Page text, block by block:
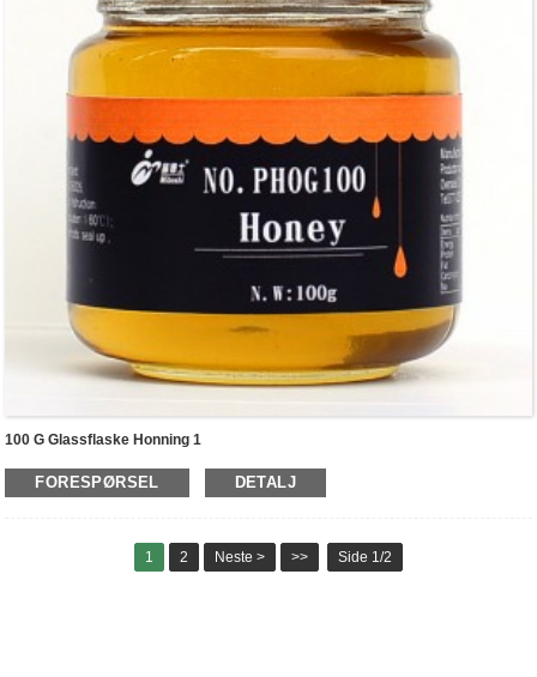
100 G Glassflaske Honning 1
FORESPØRSEL DETALJ
1 2 Neste > >> Side 1/2